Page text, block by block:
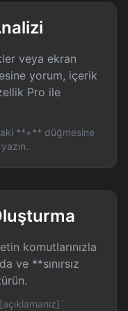
veya ekran
yorum, içerik
Pro ile
**+** düğmesine
komutlarınızla
ve **sınırsız